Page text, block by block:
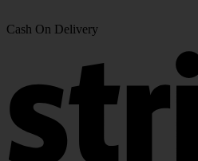
Cash On Delivery